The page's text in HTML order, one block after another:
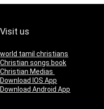
Visit us
world tamil christians
Christian songs book
Christian Medias
Download IOS App
Download Android App